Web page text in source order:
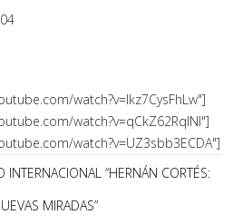
watch?v=lkz7CysFhLw"]
watch?v=qCkZ62RqlNI"]
watch?v=UZ3sbb3ECDA"]
INTERNACIONAL “HERNÁN CORTÉS:
MIRADAS”